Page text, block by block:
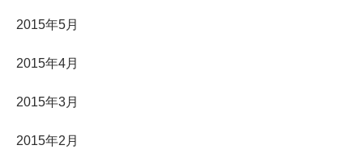
2015年5月
2015年4月
2015年3月
2015年2月